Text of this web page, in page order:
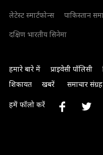
लेटेस्ट स्मार्टफोन्स
पाकिस्तान
दक्षिण भारतीय सिनेमा
हमारे बारे में प्राइवेसी पॉलिसी
शिकायत
खबरें समाचार संग्रह
हमें फॉलो करें